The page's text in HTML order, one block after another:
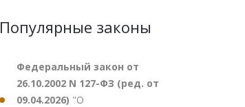
Популярные законы
Федеральный закон от
26.10.2002 N 127-ФЗ (ред. от
09.04.2026) "О